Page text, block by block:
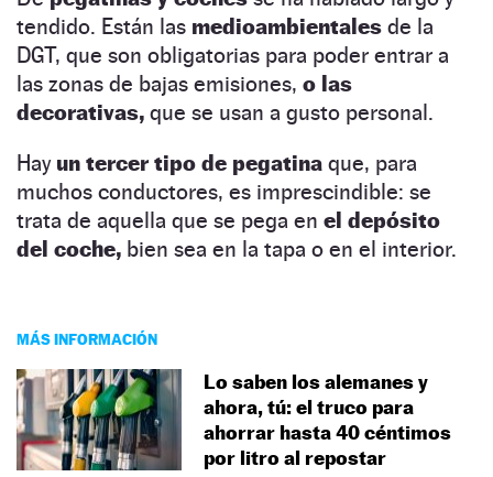
tendido. Están las medioambientales de la
DGT, que son obligatorias para poder entrar a
las zonas de bajas emisiones, o las
decorativas, que se usan a gusto personal.
Hayun tercer tipo de pegatina que, para
muchos conductores, es imprescindible: se
trata de aquella que se pega en el depósito
del coche, bien sea en la tapa o en el interior.
MÁS INFORMACIÓN
Lo saben los alemanes y
ahora, tú: el truco para
ahorrar hasta 40 céntimos
por litro al repostar